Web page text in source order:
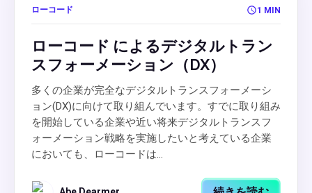
ローコード 1 MIN
ローコード によるデジタルトラン
スフォーメーション（DX）
多くの企業が完全なデジタルトランスフォーメーシ
ョン(DX)に向けて取り組んでいます。すでに取り組み
を開始している企業や近い将来デジタルトランスフ
ォーメーション戦略を実施したいと考えている企業
においても、ローコードは...